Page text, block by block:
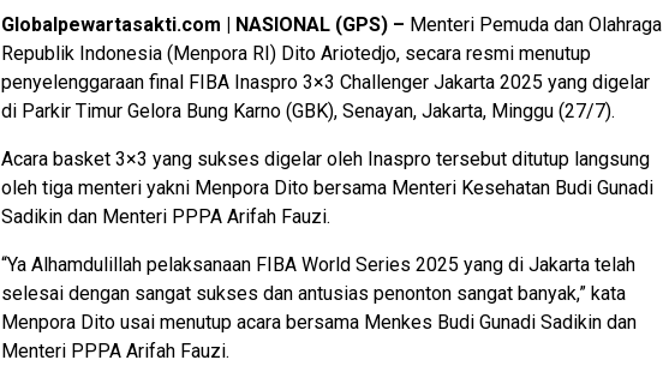
Globalpewartasakti.com | NASIONAL (GPS) – Menteri Pemuda dan Olahraga
Republik Indonesia (Menpora RI) Dito Ariotedjo, secara resmi menutup
penyelenggaraan final FIBA Inaspro 3×3 Challenger Jakarta 2025 yang digelar
di Parkir Timur Gelora Bung Karno (GBK), Senayan, Jakarta, Minggu (27/7).
Acara basket 3×3 yang sukses digelar oleh Inaspro tersebut ditutup langsung
oleh tiga menteri yakni Menpora Dito bersama Menteri Kesehatan Budi Gunadi
Sadikin dan Menteri PPPA Arifah Fauzi.
“Ya Alhamdulillah pelaksanaan FIBA World Series 2025 yang di Jakarta telah
selesai dengan sangat sukses dan antusias penonton sangat banyak,” kata
Menpora Dito usai menutup acara bersama Menkes Budi Gunadi Sadikin dan
Menteri PPPA Arifah Fauzi.